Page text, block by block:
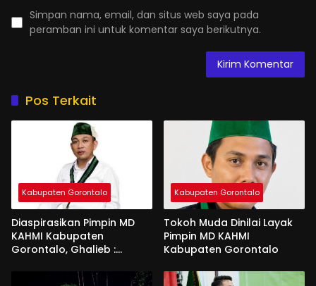
Simpan nama, email, dan situs web saya pada
peramban ini untuk komentar saya berikutnya.
Pos Terkait
Kabupaten Gorontalo
Diaspirasikan Pimpin MD
KAHMI Kabupaten
Gorontalo, Ghalieb :
Kabupaten Gorontalo
Tokoh Muda Dinilai Layak
Pimpin MD KAHMI
Kabupaten Gorontalo